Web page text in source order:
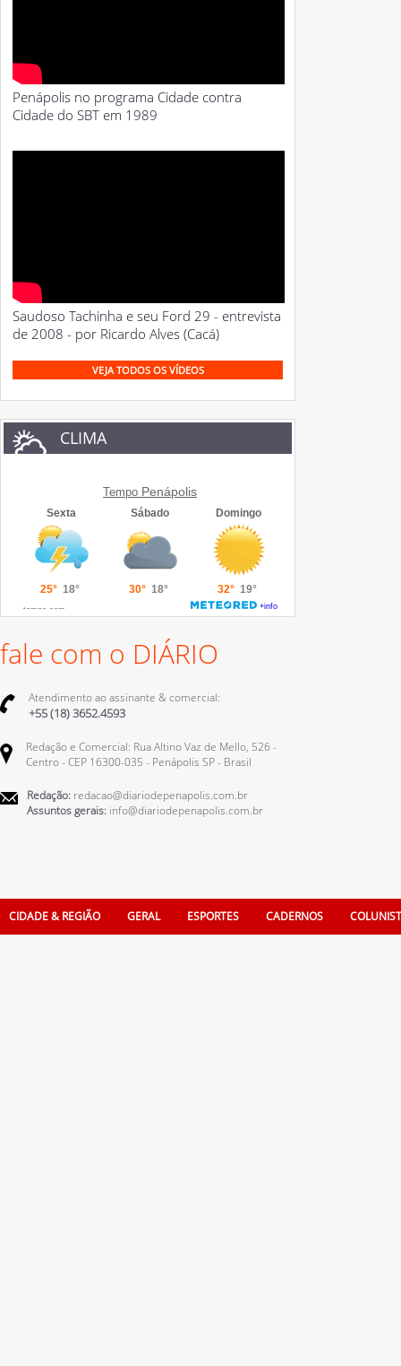
Penápolis no programa Cidade contra
Cidade do SBT em 1989
Saudoso Tachinha e seu Ford 29 - entrevista
de 2008 - por Ricardo Alves (Cacá)
VEJA TODOS OS VÍDEOS
CLIMA
Tempo Penápolis
fale com o DIÁRIO
Atendimento ao assinante & comercial:
+55 (18) 3652.4593
Redação e Comercial: Rua Altino Vaz de Mello, 526 -
Centro - CEP 16300-035 - Penápolis SP - Brasil
Redação: redacao@diariodepenapolis.com.br
Assuntos gerais: info@diariodepenapolis.com.br
CIDADE & REGIÃO GERAL ESPORTES CADERNOS